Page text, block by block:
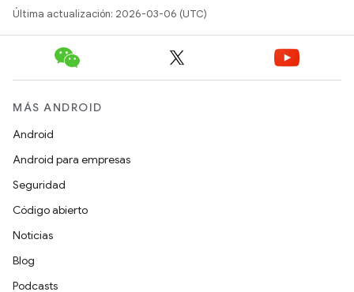
Última actualización: 2026-03-06 (UTC)
MÁS ANDROID
Android
Android para empresas
Seguridad
Código abierto
Noticias
Blog
Podcasts